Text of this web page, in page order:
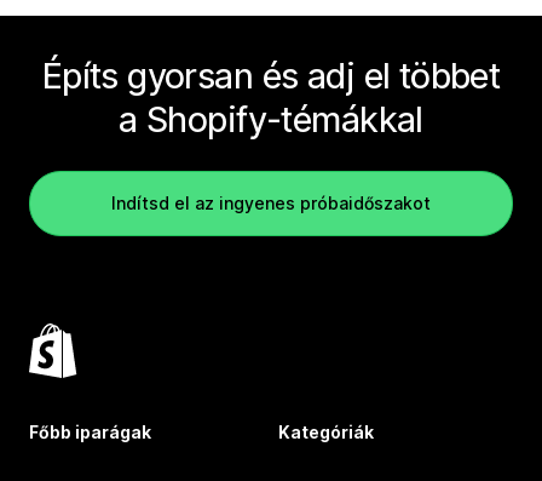
Építs gyorsan és adj el többet
a Shopify-témákkal
Indítsd el az ingyenes próbaidőszakot
Főbb iparágak Kategóriák